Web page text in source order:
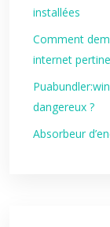
installées
Comment
internet
dangereux ?
Absorbeur